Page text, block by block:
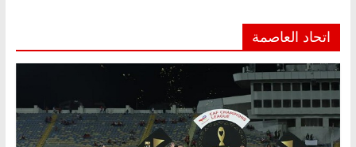
اتحاد العاصمة